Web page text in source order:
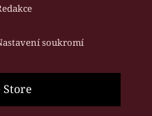
soukromí
Store